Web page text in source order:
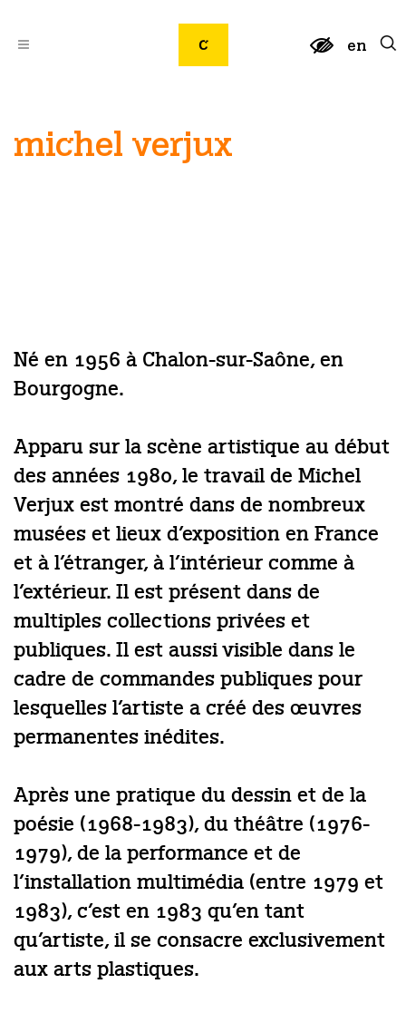
en
michel verjux
Né en 1956 à Chalon-sur-Saône, en
Bourgogne.
Apparu sur la scène artistique au début
des années 1980, le travail de Michel
Verjux est montré dans de nombreux
musées et lieux d’exposition en France
et à l’étranger, à l’intérieur comme à
l’extérieur. Il est présent dans de
multiples collections privées et
publiques. Il est aussi visible dans le
cadre de commandes publiques pour
lesquelles l’artiste a créé des œuvres
permanentes inédites.
Après une pratique du dessin et de la
poésie (1968-1983), du théâtre (1976-
1979), de la performance et de
l’installation multimédia (entre 1979 et
1983), c’est en 1983 qu’en tant
qu’artiste, il se consacre exclusivement
aux arts plastiques.